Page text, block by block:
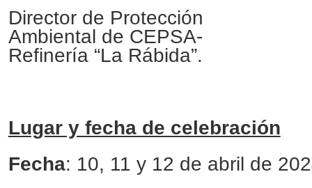
Director de Protección
Ambiental de CEPSA-
Refinería “La Rábida”.
Lugar y fecha de celebración
Fecha: 10, 11 y 12 de abril de